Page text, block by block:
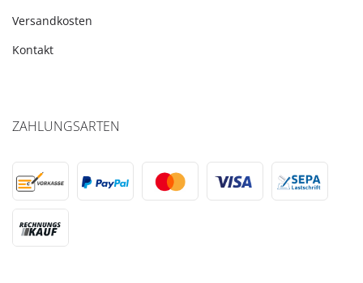
Versandkosten
Kontakt
ZAHLUNGSARTEN